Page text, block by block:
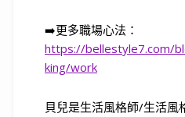
➡️更多職場心法：
https://bellestyle7.com/
king/work
貝兒是生活風格師/生活風